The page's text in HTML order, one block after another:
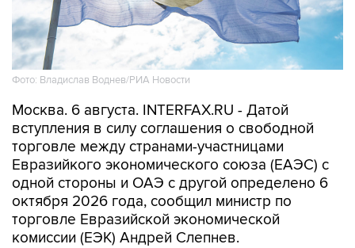
Фото: Владислав Воднев/РИА Новости
Москва. 6 августа. INTERFAX.RU - Датой
вступления в силу соглашения о свободной
торговле между странами-участницами
Евразийкого экономического союза (ЕАЭС) с
одной стороны и ОАЭ с другой определено 6
октября 2026 года, сообщил министр по
торговле Евразийской экономической
комиссии (ЕЭК) Андрей Слепнев.